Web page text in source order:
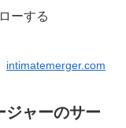
ーする
intimatemerger.com
ジャーのサー